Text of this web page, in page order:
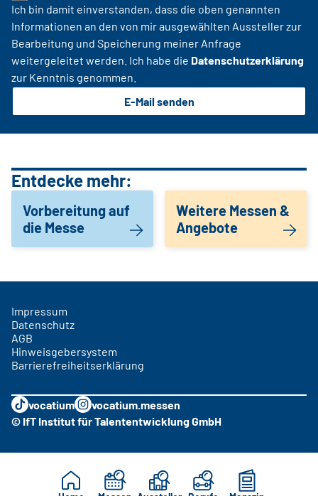
Ich bin damit einverstanden, dass die oben genannten
Informationen an den von mir ausgewählten Aussteller zur
Bearbeitung und Speicherung meiner Anfrage
weitergeleitet werden. Ich habe die Datenschutzerklärung
zur Kenntnis genommen.
E-Mail senden
Entdecke mehr:
Vorbereitung auf
die Messe
Weitere Messen &
Angebote
Impressum
Datenschutz
AGB
Hinweisgebersystem
Barrierefreiheitserklärung
vocatium
vocatium.messen
© IfT Institut für Talententwicklung GmbH